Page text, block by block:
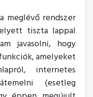
meglévő rendszer
tiszta lappal
javasolni, hogy
amelyeket
internetes
(esetleg